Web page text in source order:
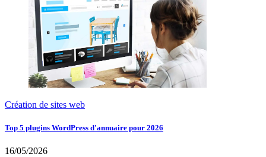
Création de sites web
Top 5 plugins WordPress d'annuaire pour 2026
16/05/2026